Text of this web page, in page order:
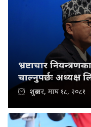
भ्रष्टाचार
चाल्नुपर्छः अध्यक्ष
शुक्रबार, माघ १८, २०८१